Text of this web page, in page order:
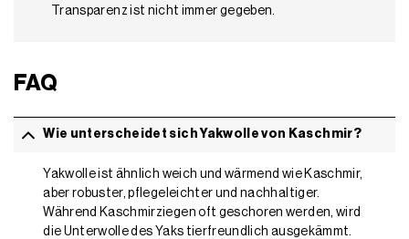
Transparenz ist nicht immer gegeben.
FAQ
Wie unterscheidet sich Yakwolle von Kaschmir?
Yakwolle ist ähnlich weich und wärmend wie Kaschmir,
aber robuster, pflegeleichter und nachhaltiger.
Während Kaschmirziegen oft geschoren werden, wird
die Unterwolle des Yaks tierfreundlich ausgekämmt.